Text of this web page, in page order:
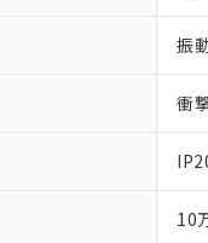
振
衝
10